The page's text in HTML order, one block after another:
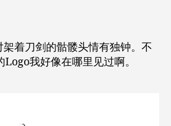
着刀剑的骷髅头情有独钟。不
我好像在哪里见过啊。